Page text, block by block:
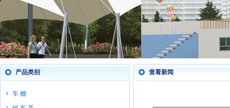
产品类别
车 棚
查